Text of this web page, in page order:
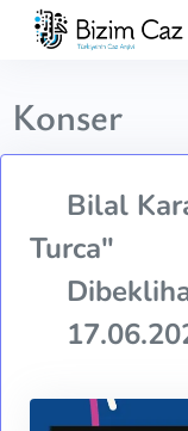
Konser
Bilal
Turca"